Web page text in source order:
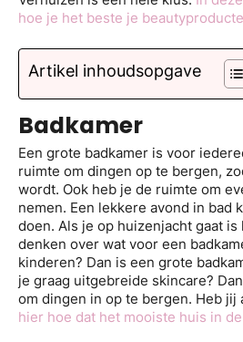
hoe je het beste je
Artikel inhoudsopgave
Badkamer
Een grote badkamer is voor
ruimte om dingen op te bergen,
wordt. Ook heb je de ruimte om
nemen. Een lekkere avond in bad
doen. Als je op huizenjacht gaat is
denken over wat voor een
kinderen? Dan is een grote
je graag uitgebreide skincare?
om dingen in op te bergen. Heb jij
hier hoe dat het mooiste huis in